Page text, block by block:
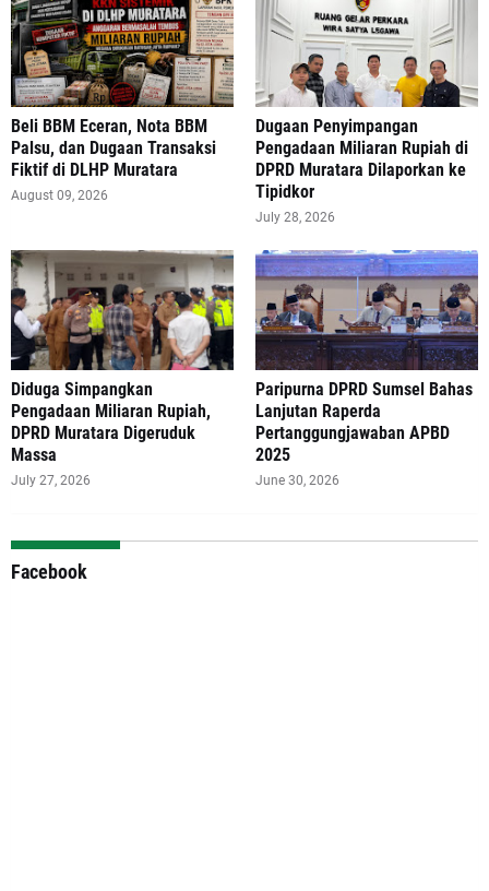
‎Beli BBM Eceran, Nota BBM
Palsu, dan Dugaan Transaksi
Fiktif di DLHP Muratara
August 09, 2026
‎Dugaan Penyimpangan
Pengadaan Miliaran Rupiah di
DPRD Muratara Dilaporkan ke
Tipidkor
July 28, 2026
Diduga Simpangkan
Pengadaan Miliaran Rupiah,
DPRD Muratara Digeruduk
Massa
July 27, 2026
Paripurna DPRD Sumsel Bahas
Lanjutan Raperda
Pertanggungjawaban APBD
2025
June 30, 2026
Facebook